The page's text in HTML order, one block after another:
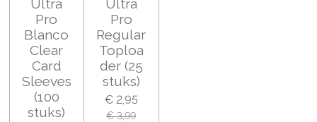
Ultra
Pro
Blanco
Clear
Card
Sleeves
(100
stuks)
Ultra
Pro
Regular
Toploa
der (25
stuks)
€ 2,95
€ 3,99